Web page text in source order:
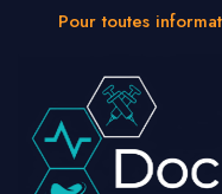
Pour toutes